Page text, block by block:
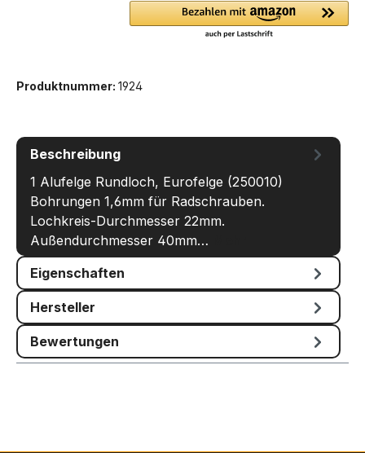
Produktnummer: 1924
Beschreibung
1 Alufelge Rundloch, Eurofelge (250010)
Bohrungen 1,6mm für Radschrauben.
Lochkreis-Durchmesser 22mm.
Außendurchmesser 40mm…
Eigenschaften
Hersteller
Bewertungen